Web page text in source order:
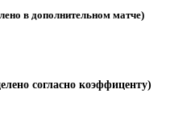
в дополнительном матче)
согласно коэффиценту)